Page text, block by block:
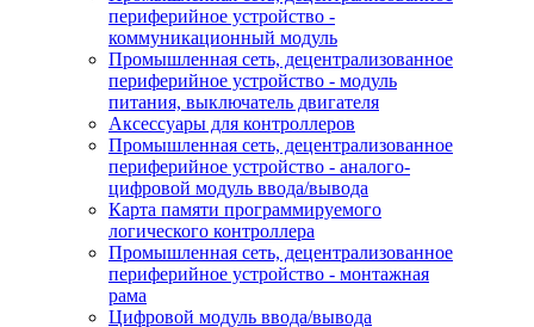
периферийное устройство -
коммуникационный модуль
Промышленная сеть, децентрализованное
периферийное устройство - модуль
питания, выключатель двигателя
Аксессуары для контроллеров
Промышленная сеть, децентрализованное
периферийное устройство - аналого-
цифровой модуль ввода/вывода
Карта памяти программируемого
логического контроллера
Промышленная сеть, децентрализованное
периферийное устройство - монтажная
рама
Цифровой модуль ввода/вывода